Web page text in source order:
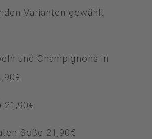
Varianten gewählt
und Champignons in
€
21,90€
Soße 21,90€